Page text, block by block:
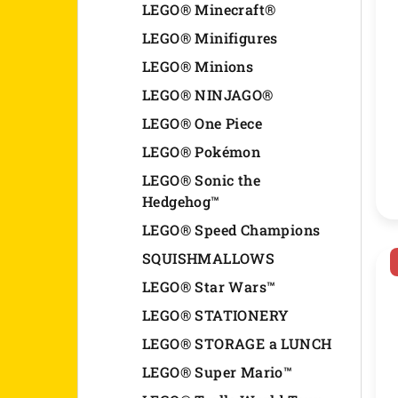
LEGO® Minecraft®
LEGO® Minifigures
LEGO® Minions
LEGO® NINJAGO®
LEGO® One Piece
LEGO® Pokémon
LEGO® Sonic the
Hedgehog™
LEGO® Speed Champions
SQUISHMALLOWS
LEGO® Star Wars™
LEGO® STATIONERY
LEGO® STORAGE a LUNCH
LEGO® Super Mario™